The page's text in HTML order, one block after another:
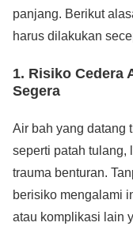
panjang. Berikut
harus dilakukan
1. Risiko Cedera
Segera
Air bah yang datang
seperti patah tulang,
trauma benturan.
berisiko mengalami
atau komplikasi lain